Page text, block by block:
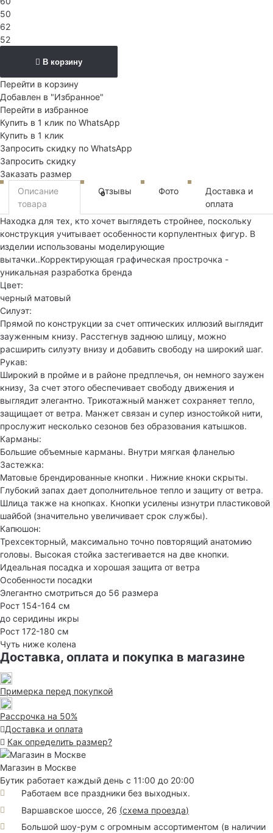
50
62
52
В корзину
Перейти в корзину
Добавлен в "Избранное"
Перейти в избранное
Купить в 1 клик по WhatsApp
Купить в 1 клик
Запросить скидку по WhatsApp
Запросить скидку
Заказать размер
Описание
товара
Отзывы
0 Фото
Доставка и
оплата
Находка для тех, кто хочет выглядеть стройнее, поскольку
конструкция учитывает особенности корпулентных фигур. В
изделии использованы моделирующие
вытачки..Корректирующая графическая прострочка -
уникальная разработка бренда
Цвет:
черный матовый
Силуэт:
Прямой по конструкции за счет оптических иллюзий выглядит
зауженным книзу. Расстегнув заднюю шлицу, можно
расширить силуэту внизу и добавить свободу на широкий шаг.
Рукав:
Широкий в пройме и в районе предплечья, он немного заужен
книзу, За счет этого обеспечивает свободу движения и
выглядит элегантно. Трикотажный манжет сохраняет тепло,
защищает от ветра. Манжет связан и супер изностойкой нити,
прослужит несколько сезонов без образования катышков.
Карманы:
Большие объемные карманы. Внутри мягкая фланелью
Застежка:
Матовые брендированные кнопки . Нижние кноки скрыты.
Глубокий запах дает дополнительное тепло и защиту от ветра.
Шлица также на кнопках. Кнопки усилены изнутри пластиковой
шайбой (значительно увеличивает срок службы).
Капюшон:
Трехсекторный, максимально точно повторящий анатомию
головы. Высокая стойка застегивается на две кнопки.
Идеальная посадка и хорошая защита от ветра
Особенности посадки
Элегантно смотриться до 56 размера
Рост 154-164 см
до серидины икры
Рост 172-180 см
Чуть ниже колена
Доставка, оплата и покупка в магазине
Примерка перед покупкой
Рассрочка на 50%
Доставка и оплата
Как определить размер?
Магазин в Москве
Бутик работает каждый день с 11:00 до 20:00
Работаем все праздники без выходных.
Варшавское шоссе, 26 (схема проезда)
Большой шоу-рум с огромным ассортиментом (в наличии